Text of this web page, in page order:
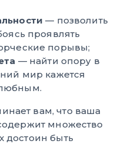
— позволить
проявлять
порывы;
— найти опору в
мир кажется
вам, что ваша
множество
достоин быть